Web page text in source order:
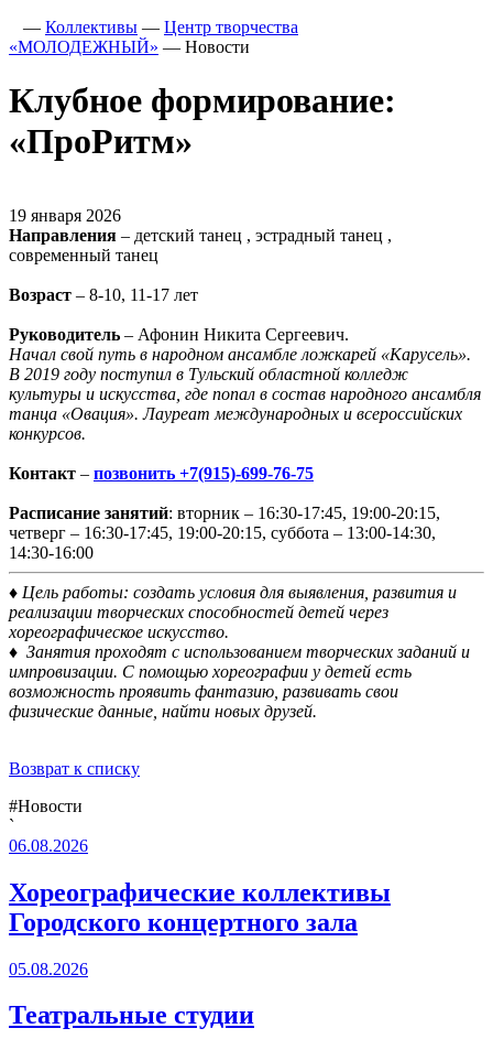
— Коллективы — Центр творчества
«МОЛОДЕЖНЫЙ» — Новости
Клубное формирование:
«ПроРитм»
19 января 2026
Направления – детский танец , эстрадный танец ,
современный танец
Возраст – 8-10, 11-17 лет
Руководитель – Афонин Никита Сергеевич.
Начал свой путь в народном ансамбле ложкарей «Карусель».
В 2019 году поступил в Тульский областной колледж
культуры и искусства, где попал в состав народного ансамбля
танца «Овация».Лауреат международных и всероссийских
конкурсов.
Контакт – позвонить +7(915)-699-76-75
Расписание занятий: вторник – 16:30-17:45, 19:00-20:15,
четверг – 16:30-17:45, 19:00-20:15, суббота – 13:00-14:30,
14:30-16:00
♦ Цель работы: создать условия для выявления, развития и
реализации творческих способностей детей через
хореографическое искусство.
♦ Занятия проходят с использованием творческих заданий и
импровизации. С помощью хореографии у детей есть
возможность проявить фантазию, развивать свои
физические данные, найти новых друзей.
Возврат к списку
#Новости
`
06.08.2026
Хореографические коллективы
Городского концертного зала
05.08.2026
Театральные студии